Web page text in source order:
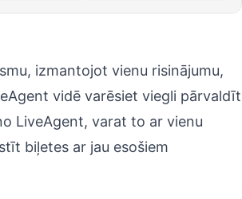
izmantojot vienu risinājumu,
vidē varēsiet viegli pārvaldīt
LiveAgent, varat to ar vienu
biļetes ar jau esošiem